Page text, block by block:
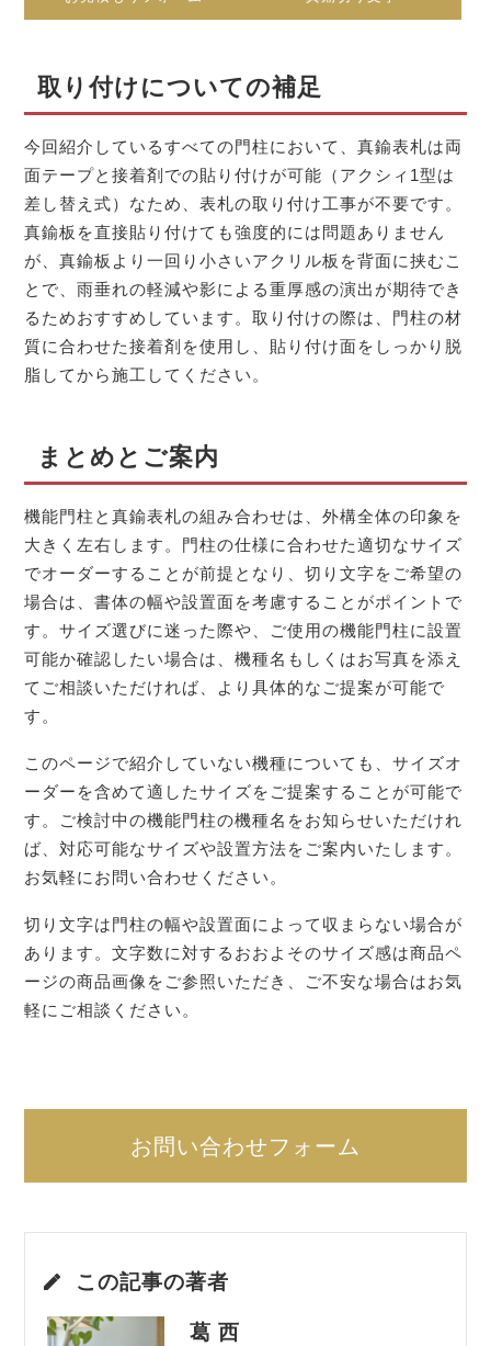
取り付けについての補足
今回紹介しているすべての門柱において、真鍮表札は両
面テープと接着剤での貼り付けが可能（アクシィ1型は
差し替え式）なため、表札の取り付け工事が不要です。
真鍮板を直接貼り付けても強度的には問題ありません
が、真鍮板より一回り小さいアクリル板を背面に挟むこ
とで、雨垂れの軽減や影による重厚感の演出が期待でき
るためおすすめしています。取り付けの際は、門柱の材
質に合わせた接着剤を使用し、貼り付け面をしっかり脱
脂してから施工してください。
まとめとご案内
機能門柱と真鍮表札の組み合わせは、外構全体の印象を
大きく左右します。門柱の仕様に合わせた適切なサイズ
でオーダーすることが前提となり、切り文字をご希望の
場合は、書体の幅や設置面を考慮することがポイントで
す。サイズ選びに迷った際や、ご使用の機能門柱に設置
可能か確認したい場合は、機種名もしくはお写真を添え
てご相談いただければ、より具体的なご提案が可能で
す。
このページで紹介していない機種についても、サイズオ
ーダーを含めて適したサイズをご提案することが可能で
す。ご検討中の機能門柱の機種名をお知らせいただけれ
ば、対応可能なサイズや設置方法をご案内いたします。
お気軽にお問い合わせください。
切り文字は門柱の幅や設置面によって収まらない場合が
あります。文字数に対するおおよそのサイズ感は商品ペ
ージの商品画像をご参照いただき、ご不安な場合はお気
軽にご相談ください。
お問い合わせフォーム
この記事の著者
葛 西